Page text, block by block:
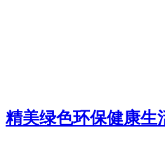
精美绿色环保健康生